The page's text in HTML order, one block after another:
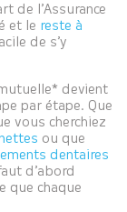
de l’Assurance
et le reste à
de s’y
devient
par étape. Que
vous cherchiez
ou que
dentaires
d’abord
que chaque